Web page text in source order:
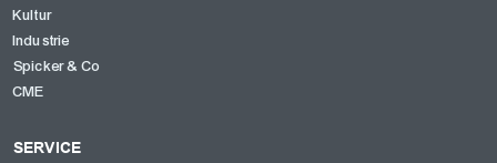
Kultur
Industrie
Spicker & Co
CME
SERVICE